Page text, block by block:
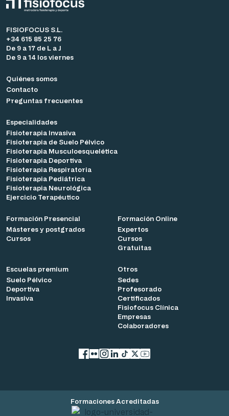
FISIOFOCUS S.L.
+34 615 85 25 76
De 9 a 17 de L a J
De 9 a 14 los viernes
Quiénes somos
Contacto
Preguntas frecuentes
Especialidades
Fisioterapia Invasiva
Fisioterapia de Suelo Pélvico
Fisioterapia Musculoesquelética
Fisioterapia Deportiva
Fisioterapia Respiratoria
Fisioterapia Pediátrica
Fisioterapia Neurológica
Ejercicio Terapéutico
Formación Presencial
Másteres y postgrados
Cursos
Formación Online
Expertos
Cursos
Gratuitas
Escuelas premium
Suelo Pélvico
Deportiva
Invasiva
Otros
Sedes
Profesorado
Certificados
Fisiofocus Clínica
Empresas
Colaboradores
Formaciones Acreditadas